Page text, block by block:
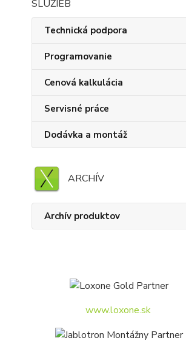
Technická podpora
Programovanie
Cenová kalkulácia
Servisné práce
Dodávka a montáž
ARCHÍV
Archív produktov
www.loxone.sk